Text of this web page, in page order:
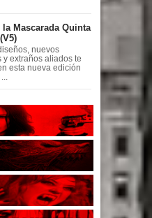
Mascarada Quinta
nuevos
y extraños aliados te
esta nueva edición